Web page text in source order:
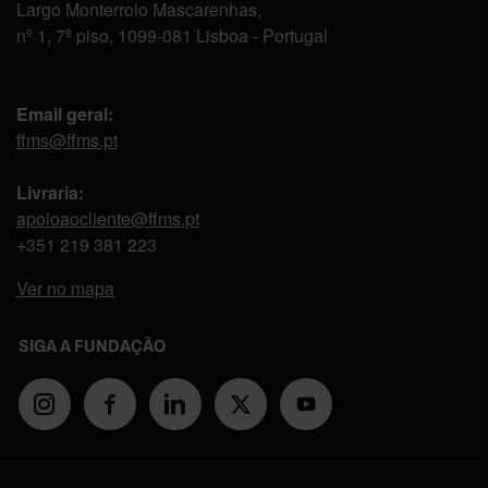
Largo Monterroio Mascarenhas,
nº 1, 7º piso, 1099-081 Lisboa - Portugal
Email geral:
ffms@ffms.pt
Livraria:
apoioaocliente@ffms.pt
+351 219 381 223
Ver no mapa
SIGA A FUNDAÇÃO